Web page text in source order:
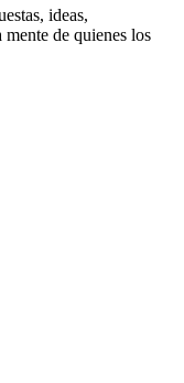
ideas,
de quienes los